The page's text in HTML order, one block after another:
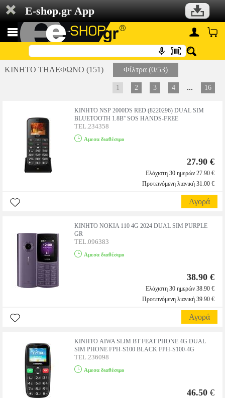
E-shop.gr App
ΚΙΝΗΤΟ ΤΗΛΕΦΩΝΟ (151) Φίλτρα (0/53)
1 2 3 4 ... 16
ΚΙΝΗΤΟ NSP 2000DS RED (8220296) DUAL SIM
BLUETOOTH 1.8Β'' SOS HANDS-FREE
TEL.234358
Αμεσα διαθέσιμο
27.90 €
Ελάχιστη 30 ημερών 27.90 €
Προτεινόμενη λιανική 31.00 €
Αγορά
ΚΙΝΗΤΟ NOKIA 110 4G 2024 DUAL SIM PURPLE
GR
TEL.096383
Αμεσα διαθέσιμο
38.90 €
Ελάχιστη 30 ημερών 38.90 €
Προτεινόμενη λιανική 39.90 €
Αγορά
ΚΙΝΗΤΟ AIWA SLIM BT FEAT PHONE 4G DUAL
SIM PHONE FPH-S100 BLACK FPH-S100-4G
TEL.236098
Αμεσα διαθέσιμο
46.50 €